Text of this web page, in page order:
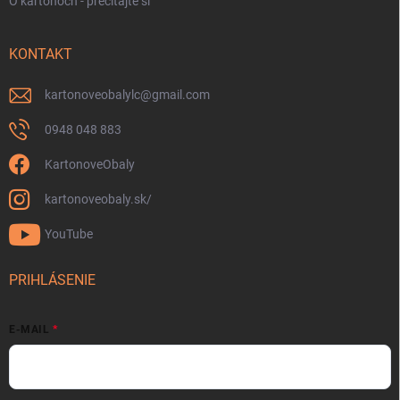
KONTAKT
kartonoveobalylc@gmail.com
0948 048 883
KartonoveObaly
kartonoveobaly.sk/
YouTube
PRIHLÁSENIE
E-MAIL